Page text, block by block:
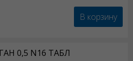
В корзину
0,5 N16 ТАБЛ